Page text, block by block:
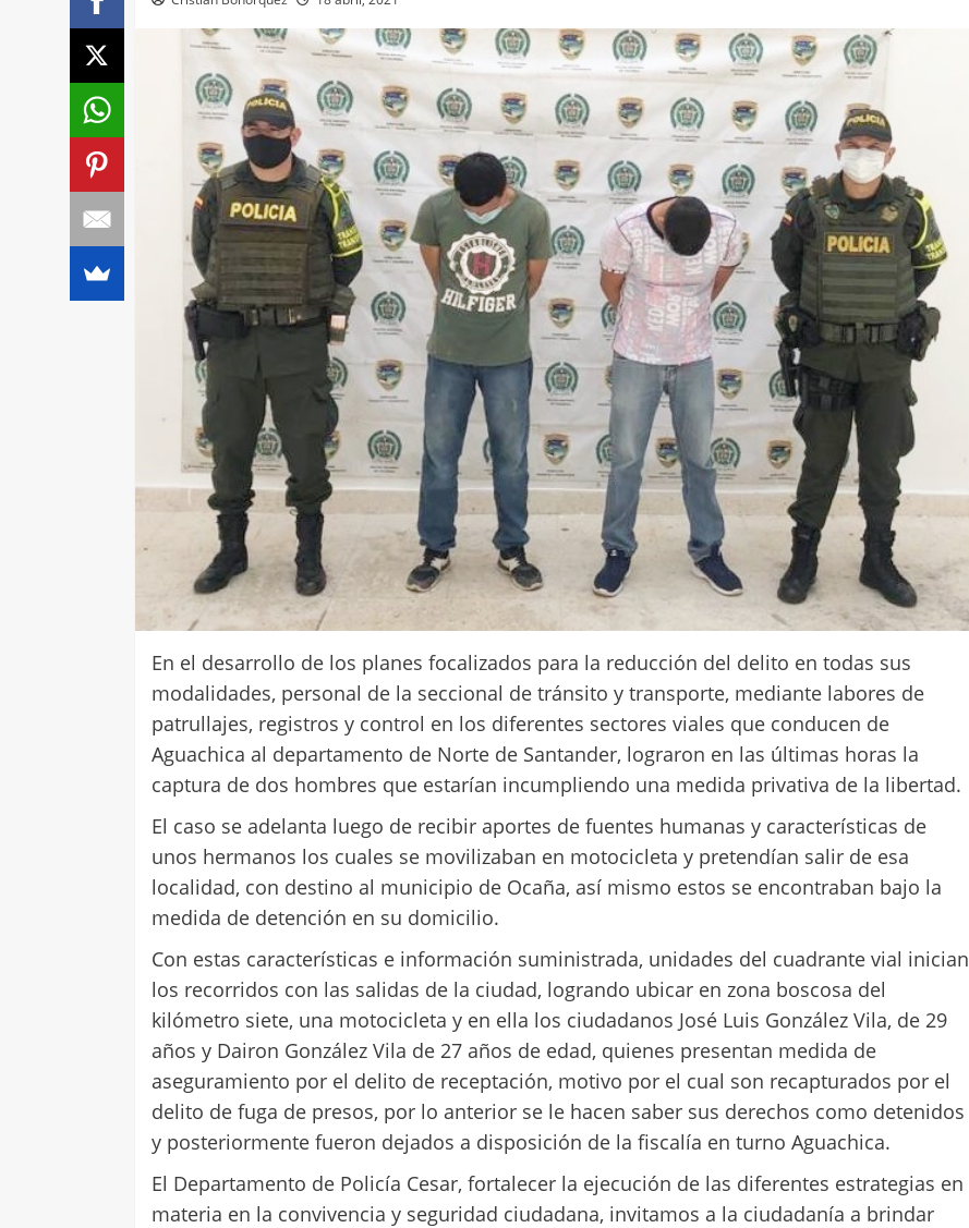
En el desarrollo de los planes focalizados para la reducción del delito en todas sus
modalidades, personal de la seccional de tránsito y transporte, mediante labores de
patrullajes, registros y control en los diferentes sectores viales que conducen de
Aguachica al departamento de Norte de Santander, lograron en las últimas horas la
captura de dos hombres que estarían incumpliendo una medida privativa de la libertad.
El caso se adelanta luego de recibir aportes de fuentes humanas y características de
unos hermanos los cuales se movilizaban en motocicleta y pretendían salir de esa
localidad, con destino al municipio de Ocaña, así mismo estos se encontraban bajo la
medida de detención en su domicilio.
Con estas características e información suministrada, unidades del cuadrante vial inician
los recorridos con las salidas de la ciudad, logrando ubicar en zona boscosa del
kilómetro siete, una motocicleta y en ella los ciudadanos José Luis González Vila, de 29
años y Dairon González Vila de 27 años de edad, quienes presentan medida de
aseguramiento por el delito de receptación, motivo por el cual son recapturados por el
delito de fuga de presos, por lo anterior se le hacen saber sus derechos como detenidos
y posteriormente fueron dejados a disposición de la fiscalía en turno Aguachica.
El Departamento de Policía Cesar, fortalecer la ejecución de las diferentes estrategias en
materia en la convivencia y seguridad ciudadana, invitamos a la ciudadanía a brindar